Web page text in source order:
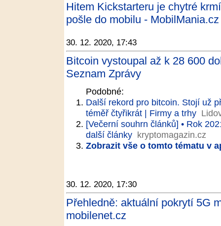
Hitem Kickstarteru je chytré
pošle do mobilu - MobilMania.cz
30. 12. 2020, 17:43
Bitcoin vystoupal až k 28 600
Seznam Zprávy
Podobné:
Další rekord pro bitcoin. Stojí už
téměř čtyřikrát | Firmy a trhy
[Večerní souhrn článků] • Rok
další články kryptomagazin.cz
Zobrazit vše o tomto tématu v
30. 12. 2020, 17:30
Přehledně: aktuální pokrytí 5G
mobilenet.cz